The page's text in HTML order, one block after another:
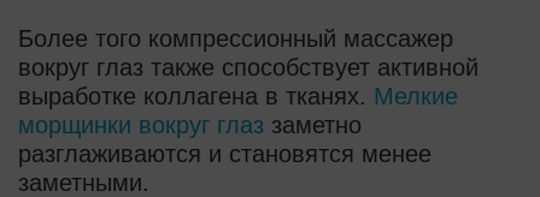
Более того компрессионный массажер
вокруг глаз также способствует активной
выработке коллагена в тканях. Мелкие
морщинки вокруг глаз заметно
разглаживаются и становятся менее
заметными.